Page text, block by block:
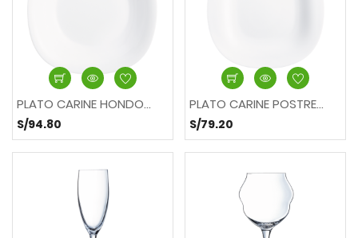
PLATO CARINE HONDO...
S/94.80
PLATO CARINE POSTRE...
S/79.20